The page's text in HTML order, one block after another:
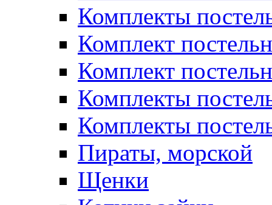
Комплекты
Комплект
Комплект
Комплекты
Комплекты
Пираты, морской
Щенки